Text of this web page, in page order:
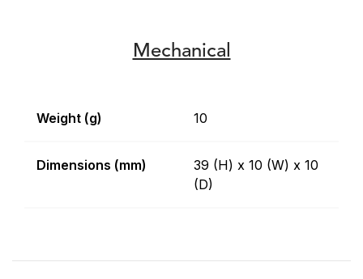
Mechanical
Weight (g) 10
Dimensions (mm)
39 (H) x 10 (W) x 10
(D)